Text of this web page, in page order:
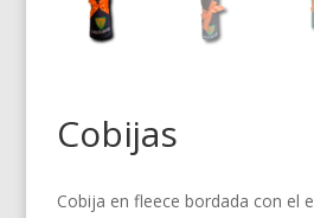
Cobijas
Cobija en fleece bordada con el